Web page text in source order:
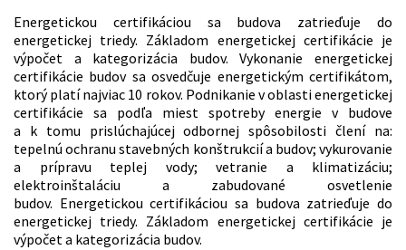
Energetickou certifikáciou sa budova zatrieďuje do
energetickej triedy. Základom energetickej certifikácie je
výpočet a kategorizácia budov. Vykonanie energetickej
certifikácie budov sa osvedčuje energetickým certifikátom,
ktorý platí najviac 10 rokov. Podnikanie v oblasti energetickej
certifikácie sa podľa miest spotreby energie v budove
a k tomu prislúchajúcej odbornej spôsobilosti člení na:
tepelnú ochranu stavebných konštrukcií a budov; vykurovanie
a prípravu teplej vody; vetranie a klimatizáciu;
elektroinštaláciu a zabudované osvetlenie
budov. Energetickou certifikáciou sa budova zatrieďuje do
energetickej triedy. Základom energetickej certifikácie je
výpočet a kategorizácia budov.